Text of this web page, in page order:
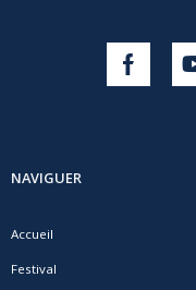
NAVIGUER
Accueil
Festival